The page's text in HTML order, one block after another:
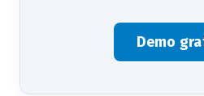
Demo